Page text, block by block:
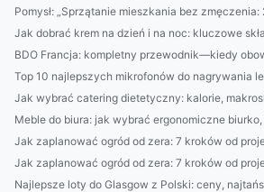
Pomysł: „Sprzątanie mieszkania bez
Jak dobrać krem na dzień i na noc: kluczowe
BDO Francja: kompletny przewodnik—kiedy
Top 10 najlepszych mikrofonów do nagrywania
Jak wybrać catering dietetyczny: kalorie,
Meble do biura: jak wybrać ergonomiczne biurko,
Jak zaplanować ogród od zera: 7 kroków od
Jak zaplanować ogród od zera: 7 kroków od
Najlepsze loty do Glasgow z Polski: ceny,